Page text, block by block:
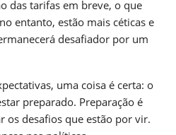
das tarifas em breve, o que
entanto, estão mais céticas e
desafiador por um
uma coisa é certa: o
preparado. Preparação é
os desafios que estão por vir.